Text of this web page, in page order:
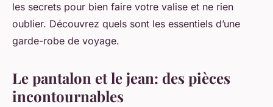
les secrets pour bien faire votre valise et ne rien
oublier. Découvrez quels sont les essentiels d’une
garde-robe de voyage.
Le pantalon et le jean: des pièces
incontournables